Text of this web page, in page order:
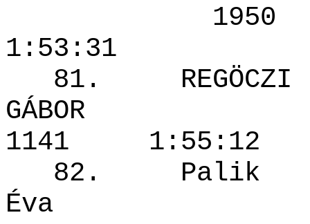
1950
1:53:31
81. REGÖCZI
1141
82. Palik
Éva